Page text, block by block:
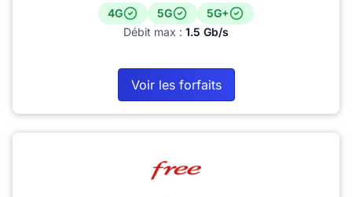
4G 5G
5G+
Débit max : 1.5 Gb/s
Voir les forfaits